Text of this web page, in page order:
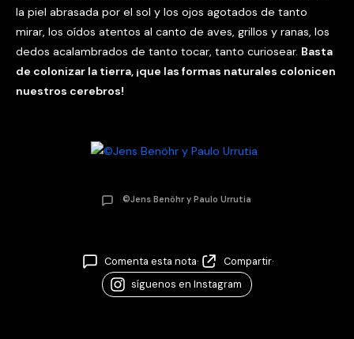
la piel abrasada por el sol y los ojos agotados de tanto
mirar, los oídos atentos al canto de aves, grillos y ranas, los
dedos acalambrados de tanto tocar, tanto curiosear. Basta
de colonizar la tierra, ¡que las formas naturales colonicen
nuestros cerebros!
©Jens Benöhr y Paulo Urrutia
Comenta esta nota· Compartir·
síguenos en Instagram